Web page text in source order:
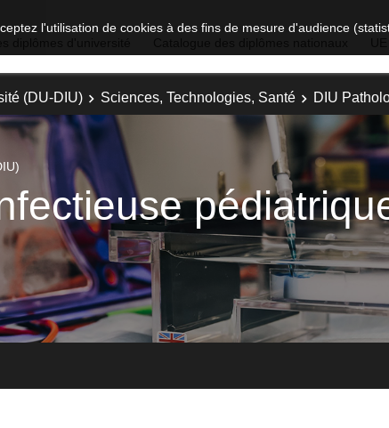
l'utilisation de cookies à des fins de mesure d'audience
(DU-DIU) Sciences, Technologies, Santé DIU